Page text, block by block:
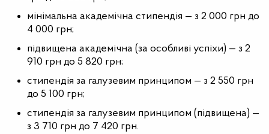
мінімальна академічна стипендія — з 2 000 грн до
4 000 грн;
підвищена академічна (за особливі успіхи) — з 2
910 грн до 5 820 грн;
стипендія за галузевим принципом — з 2 550 грн
до 5 100 грн;
стипендія за галузевим принципом (підвищена) —
з 3 710 грн до 7 420 грн.